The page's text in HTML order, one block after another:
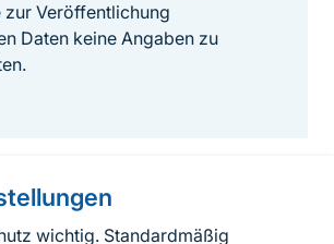
wichtig. Standardmäßig
zur Veröffentlichung
Daten keine Angaben zu
zur Seite